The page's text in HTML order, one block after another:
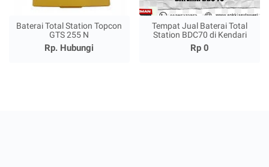
Baterai Total Station Topcon
GTS 255 N
Rp. Hubungi
Tempat Jual Baterai Total
Station BDC70 di Kendari
Rp 0